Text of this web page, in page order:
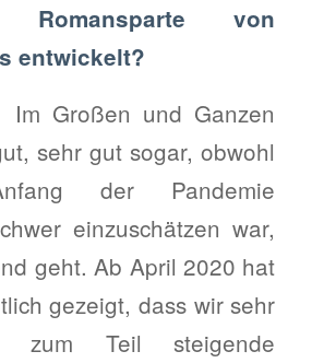
von
entwickelt?
Im Großen und Ganzen
sehr gut sogar, obwohl
der Pandemie
einzuschätzen war,
geht. Ab April 2020 hat
gezeigt, dass wir sehr
zum Teil steigende